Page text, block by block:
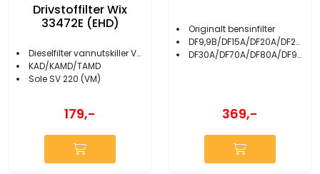
Drivstoffilter Wix
33472E (EHD)
Dieselfilter vannutskiller Volvo Penta
KAD/KAMD/TAMD
Sole SV 220 (VM)
179,-
Originalt bensinfilter
DF9,9B/DF15A/DF20A/DF25A
DF30A/DF70A/DF80A/DF90A
369,-